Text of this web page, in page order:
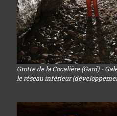
Grotte de la Cocalière (Gard) -
le réseau inférieur